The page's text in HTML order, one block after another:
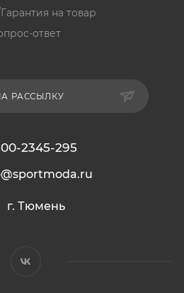
на товар
ответ
РАССЫЛКУ
2345-295
г. Тюмень